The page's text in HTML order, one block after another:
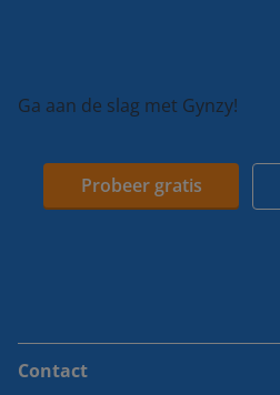
Ga aan de slag met Gynzy!
Probeer gratis
Contact